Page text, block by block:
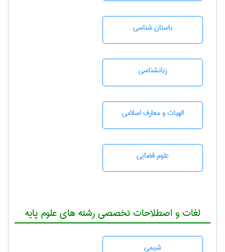
باستان شناسی
زبانشناسی
الهیات و معارف اسلامی
علوم قضایی
لغات و اصطلاحات تخصصی رشته های علوم پایه
شيمی